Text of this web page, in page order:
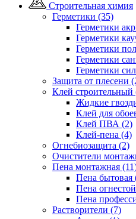
Строительная химия
Герметики (35)
Герметики
Герметики
Герметики
Герметики
Герметики
Защита от плесени
Клей строительный
Жидкие
Клей для
Клей ПВА (2)
Клей-пена (4)
Огнебиозащита (2)
Очистители
Пена монтажная
Пена бытовая
Пена
Пена
Растворители (7)